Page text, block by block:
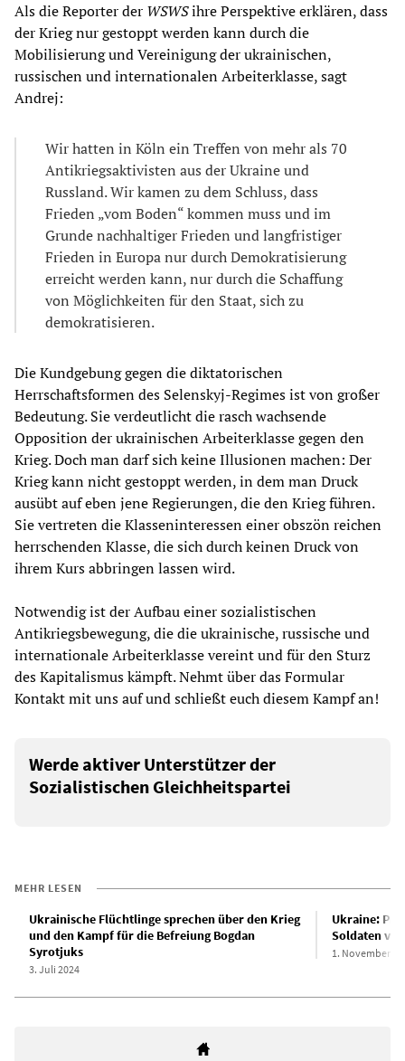
Als die Reporter der WSWSihre Perspektive erklären, dass
der Krieg nur gestoppt werden kann durch die
Mobilisierung und Vereinigung der ukrainischen,
russischen und internationalen Arbeiterklasse, sagt
Andrej:
Wir hatten in Köln ein Treffen von mehr als 70
Antikriegsaktivisten aus der Ukraine und
Russland. Wir kamen zu dem Schluss, dass
Frieden „vom Boden“ kommen muss und im
Grunde nachhaltiger Frieden und langfristiger
Frieden in Europa nur durch Demokratisierung
erreicht werden kann, nur durch die Schaffung
von Möglichkeiten für den Staat, sich zu
demokratisieren.
Die Kundgebung gegen die diktatorischen
Herrschaftsformen des Selenskyj-Regimes ist von großer
Bedeutung. Sie verdeutlicht die rasch wachsende
Opposition der ukrainischen Arbeiterklasse gegen den
Krieg. Doch man darf sich keine Illusionen machen: Der
Krieg kann nicht gestoppt werden, in dem man Druck
ausübt auf eben jene Regierungen, die den Krieg führen.
Sie vertreten die Klasseninteressen einer obszön reichen
herrschenden Klasse, die sich durch keinen Druck von
ihrem Kurs abbringen lassen wird.
Notwendig ist der Aufbau einer sozialistischen
Antikriegsbewegung, die die ukrainische, russische und
internationale Arbeiterklasse vereint und für den Sturz
des Kapitalismus kämpft. Nehmt über das Formular
Kontakt mit uns auf und schließt euch diesem Kampf an!
Werde aktiver Unterstützer der
Sozialistischen Gleichheitspartei
MEHR LESEN
Ukrainische Flüchtlinge sprechen über den Krieg
und den Kampf für die Befreiung Bogdan
Syrotjuks
3. Juli 2024
Ukraine:
Soldaten
1. November